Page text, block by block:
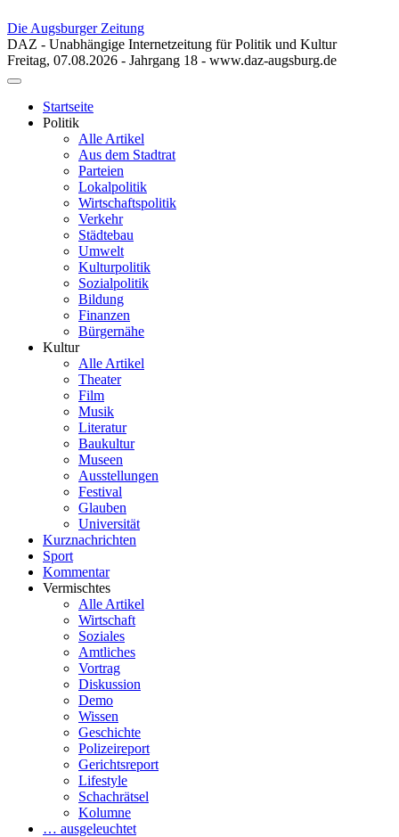
Die Augsburger Zeitung
DAZ - Unabhängige Internetzeitung für Politik und Kultur
Freitag, 07.08.2026 - Jahrgang 18 - www.daz-augsburg.de
Toggle
navigationStartseite
Politik
Alle Artikel
Aus dem Stadtrat
Parteien
Lokalpolitik
Wirtschaftspolitik
Verkehr
Städtebau
Umwelt
Kulturpolitik
Sozialpolitik
Bildung
Finanzen
Bürgernähe
Kultur
Alle Artikel
Theater
Film
Musik
Literatur
Baukultur
Museen
Ausstellungen
Festival
Glauben
Universität
Kurznachrichten
Sport
Kommentar
Vermischtes
Alle Artikel
Wirtschaft
Soziales
Amtliches
Vortrag
Diskussion
Demo
Wissen
Geschichte
Polizeireport
Gerichtsreport
Lifestyle
Schachrätsel
Kolumne
… ausgeleuchtet